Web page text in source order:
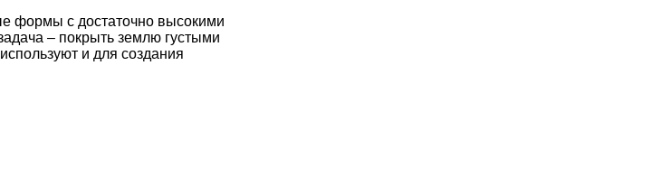
формы с достаточно высокими
– покрыть землю густыми
и для создания